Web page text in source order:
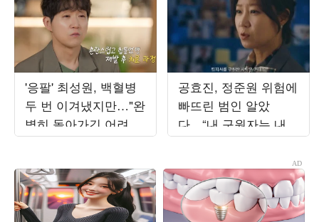
'응팔' 최성원, 백혈병
두 번 이겨냈지만…"완
벽히 돌아가긴 어려워"
('해투')
공효진, 정준원 위험에
빠뜨린 범인 알았
다…“내 구원자는 내
남편” (‘유부녀 킬러’)